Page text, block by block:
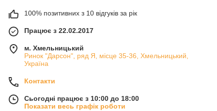
100% позитивних з 10 відгуків за рік
Працює з 22.02.2017
м. Хмельницький
Ринок "Дарсон", ряд Я, місце 35-36, Хмельницький,
Україна
Контакти
Сьогодні працює з 10:00 до 18:00
Показати весь графік роботи